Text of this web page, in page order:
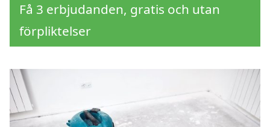
Få 3 erbjudanden, gratis och utan
förpliktelser